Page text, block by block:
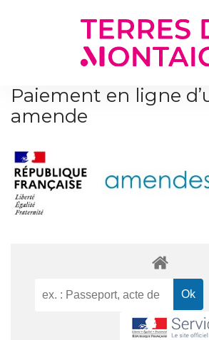
Paiement en ligne
amende